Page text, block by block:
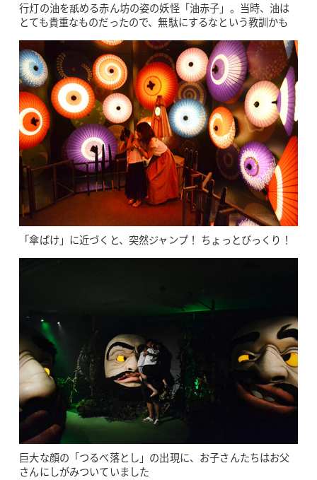
行灯の油を舐める赤ん坊の姿の妖怪「油赤子」。当時、油は
とても貴重なものだったので、無駄にするなという教訓かも
「傘ばけ」に近づくと、突然ジャンプ！ ちょっとびっくり！
巨大な顔の「つるべ落とし」の出現に、お子さんたちはお父
さんにしがみついていました